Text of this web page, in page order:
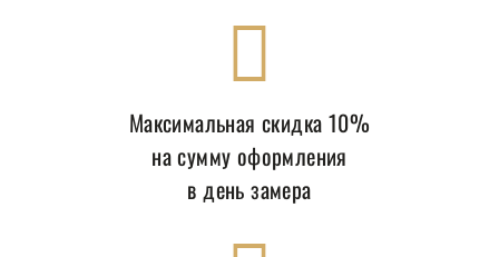
Максимальная скидка 10%
на сумму оформления
в день замера